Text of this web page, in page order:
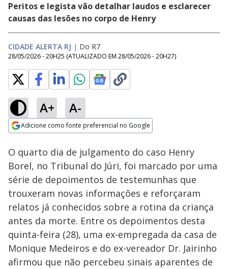
Peritos e legista vão detalhar laudos e esclarecer
causas das lesões no corpo de Henry
CIDADE ALERTA RJ | Do R7
28/05/2026 - 20H25 (ATUALIZADO EM 28/05/2026 - 20H27)
A+ A-
Adicione como fonte preferencial no Google
Ativar
Loaded:
51.39%
O quarto dia de julgamento do caso Henry
Borel, no Tribunal do Júri, foi marcado por uma
série de depoimentos de testemunhas que
trouxeram novas informações e reforçaram
relatos já conhecidos sobre a rotina da criança
antes da morte. Entre os depoimentos desta
quinta-feira (28), uma ex-empregada da casa de
Monique Medeiros e do ex-vereador Dr. Jairinho
afirmou que não percebeu sinais aparentes de